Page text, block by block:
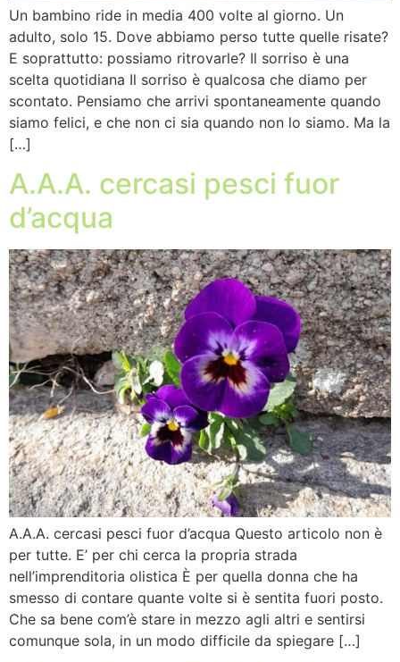
Un bambino ride in media 400 volte al giorno. Un
adulto, solo 15. Dove abbiamo perso tutte quelle risate?
E soprattutto: possiamo ritrovarle? Il sorriso è una
scelta quotidiana Il sorriso è qualcosa che diamo per
scontato. Pensiamo che arrivi spontaneamente quando
siamo felici, e che non ci sia quando non lo siamo. Ma la
[…]
A.A.A. cercasi pesci fuor
d’acqua
A.A.A. cercasi pesci fuor d’acqua Questo articolo non è
per tutte. E’ per chi cerca la propria strada
nell’imprenditoria olistica È per quella donna che ha
smesso di contare quante volte si è sentita fuori posto.
Che sa bene com’è stare in mezzo agli altri e sentirsi
comunque sola, in un modo difficile da spiegare […]